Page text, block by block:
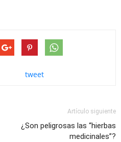
tweet
Artículo siguiente
¿Son peligrosas las “hierbas
medicinales”?